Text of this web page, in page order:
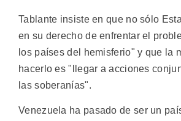
Tablante insiste en que no sólo
en su derecho de enfrentar el
los países del hemisferio" y que la
hacerlo es "llegar a acciones
las soberanías".
Venezuela ha pasado de ser un